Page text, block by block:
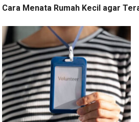
Cara Menata Rumah Kecil agar